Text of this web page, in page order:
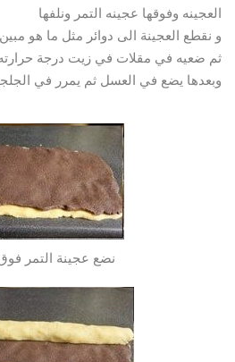
العجينه وفوقها عجينه التمر ونلفها
و نقطع العجينة الى دوائر مثل ما هو
ثم ضعيه في مقلات في زيت درجة
وبعدها يضع في العسل ثم يمرر في
نضع عجينة التمر